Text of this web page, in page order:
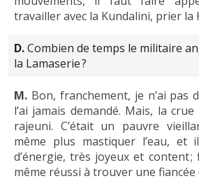
travailler avec la Kundalini, prier la
D.Combien de temps le militaire
la Lamaserie ?
M. Bon, franchement, je n’ai pas
l’ai jamais demandé. Mais, la crue
rajeuni. C’était un pauvre
même plus mastiquer l’eau, et
d’énergie, très joyeux et content ;
même réussi à trouver une fiancée